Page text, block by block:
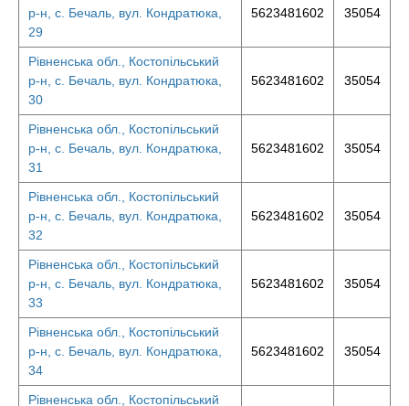
р-н, с. Бечаль, вул. Кондратюка,
29
5623481602 35054
Рівненська обл., Костопільський
р-н, с. Бечаль, вул. Кондратюка,
30
5623481602 35054
Рівненська обл., Костопільський
р-н, с. Бечаль, вул. Кондратюка,
31
5623481602 35054
Рівненська обл., Костопільський
р-н, с. Бечаль, вул. Кондратюка,
32
5623481602 35054
Рівненська обл., Костопільський
р-н, с. Бечаль, вул. Кондратюка,
33
5623481602 35054
Рівненська обл., Костопільський
р-н, с. Бечаль, вул. Кондратюка,
34
5623481602 35054
Рівненська обл., Костопільський